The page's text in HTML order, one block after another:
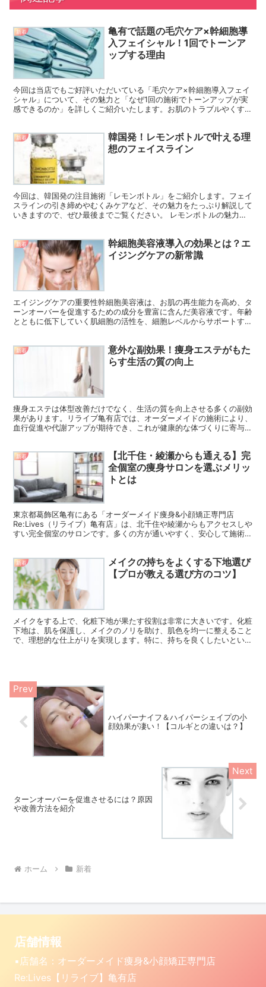
新着
亀有で話題の毛穴ケア×幹細胞導
入フェイシャル！1回でトーンア
ップする理由
今回は当店でもご好評いただいている「毛穴ケア×幹細胞導入フェイ
シャル」について、その魅力と「なぜ1回の施術でトーンアップが実
感できるのか」を詳しくご紹介いたします。お肌のトラブルやくすみ
新着
韓国発！レモンボトルで叶える理
想のフェイスライン
今回は、韓国発の注目施術「レモンボトル」をご紹介します。フェイ
スラインの引き締めやむくみケアなど、その魅力をたっぷり解説して
いきますので、ぜひ最後までご覧ください。 レモンボトルの魅力近
新着
幹細胞美容液導入の効果とは？エ
イジングケアの新常識
エイジングケアの重要性幹細胞美容液は、お肌の再生能力を高め、タ
ーンオーバーを促進するための成分を豊富に含んだ美容液です。年齢
とともに低下していく肌細胞の活性を、細胞レベルからサポートする
新着
意外な副効果！痩身エステがもた
らす生活の質の向上
痩身エステは体型改善だけでなく、生活の質を向上させる多くの副効
果があります。リライブ亀有店では、オーダーメイドの施術により、
血行促進や代謝アップが期待でき、これが健康的な体づくりに寄与し
管理能力や美容知識も向上します。さらに、施術後には食生活や運動
習慣の見直しが促され、精神面でも自信やストレス解消に効果があり
ます。このように、痩身エステは心身ともに豊かな生活をサポートす
る重要な手段となります。リライブ亀有店では、個々のニーズに応じ
た施術を通じて理想の自分を目指すお手伝いをしています。
新着
【北千住・綾瀬からも通える】完
全個室の痩身サロンを選ぶメリッ
トとは
東京都葛飾区亀有にある「オーダーメイド痩身&小顔矯正専門店
Re:Lives（リライブ）亀有店」は、北千住や綾瀬からもアクセスしや
すい完全個室のサロンです。多くの方が通いやすく、安心して施術を
新着
メイクの持ちをよくする下地選び
【プロが教える選び方のコツ】
メイクをする上で、化粧下地が果たす役割は非常に大きいです。化粧
下地は、肌を保護し、メイクのノリを助け、肌色を均一に整えること
で、理想的な仕上がりを実現します。特に、持ちを良くしたいという
ハイパーナイフ＆ハイパーシェイプの小
顔効果が凄い！【コルギとの違いは？】
ターンオーバーを促進させるには？原因
や改善方法を紹介
ホーム 新着
店舗情報
▪️店舗名：オーダーメイド痩身&小顔矯正専門店
Re:Lives【リライブ】亀有店